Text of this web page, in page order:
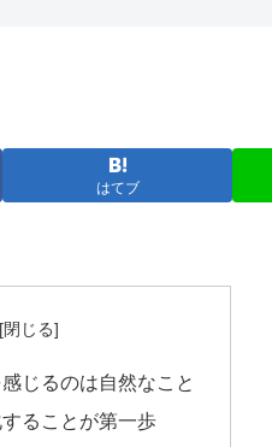
はてブ
じるのは自然なこと
ることが第一歩